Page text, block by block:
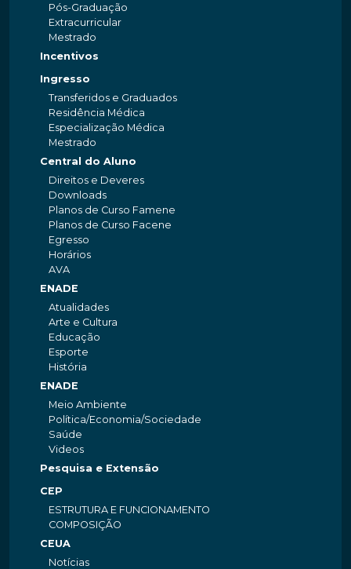
Pós-Graduação
Extracurricular
Mestrado
Incentivos
Ingresso
Transferidos e Graduados
Residência Médica
Especialização Médica
Mestrado
Central do Aluno
Direitos e Deveres
Downloads
Planos de Curso Famene
Planos de Curso Facene
Egresso
Horários
AVA
ENADE
Atualidades
Arte e Cultura
Educação
Esporte
História
ENADE
Meio Ambiente
Política/Economia/Sociedade
Saúde
Videos
Pesquisa e Extensão
CEP
ESTRUTURA E FUNCIONAMENTO
COMPOSIÇÃO
CEUA
Notícias